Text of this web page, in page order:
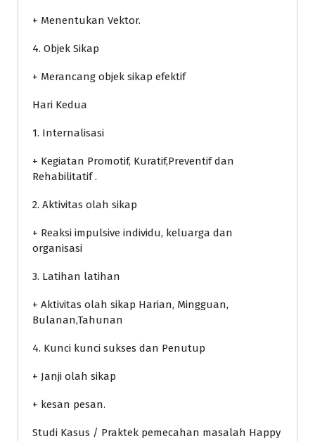
+ Menentukan Vektor.
4. Objek Sikap
+ Merancang objek sikap efektif
Hari Kedua
1. Internalisasi
+ Kegiatan Promotif, Kuratif,Preventif dan
Rehabilitatif .
2. Aktivitas olah sikap
+ Reaksi impulsive individu, keluarga dan
organisasi
3. Latihan latihan
+ Aktivitas olah sikap Harian, Mingguan,
Bulanan,Tahunan
4. Kunci kunci sukses dan Penutup
+ Janji olah sikap
+ kesan pesan.
Studi Kasus / Praktek pemecahan masalah Happy